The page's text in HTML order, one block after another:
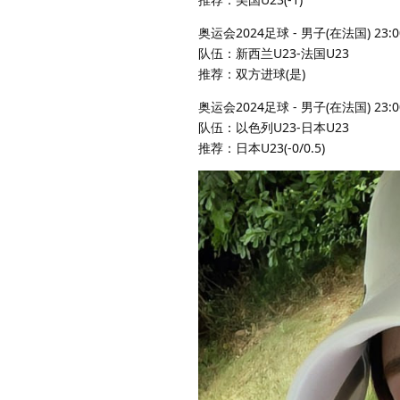
奥运会2024足球 - 男子(在法国)
队伍：新西兰U23-法国U23
推荐：双方进球(是)
奥运会2024足球 - 男子(在法国)
队伍：以色列U23-日本U23
推荐：日本U23(-0/0.5)